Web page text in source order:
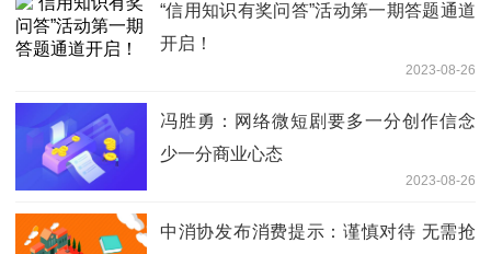
“信用知识有奖问答”活动第一期答题通道
开启！
2023-08-26
冯胜勇：网络微短剧要多一分创作信念
少一分商业心态
2023-08-26
中消协发布消费提示：谨慎对待 无需抢